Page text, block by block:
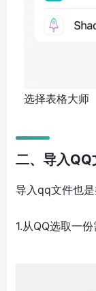
选择表格大师
二、导入
导入qq文件也是
1.从QQ选取一